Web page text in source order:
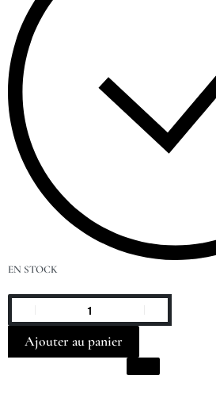
EN STOCK
Ajouter au panier